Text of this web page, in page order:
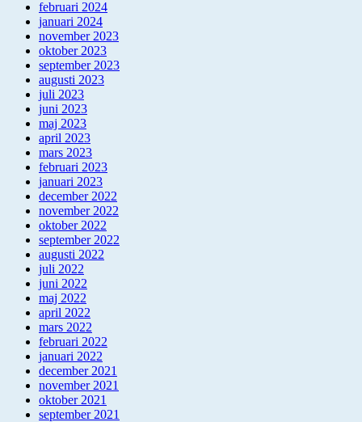
februari 2024
januari 2024
november 2023
oktober 2023
september 2023
augusti 2023
juli 2023
juni 2023
maj 2023
april 2023
mars 2023
februari 2023
januari 2023
december 2022
november 2022
oktober 2022
september 2022
augusti 2022
juli 2022
juni 2022
maj 2022
april 2022
mars 2022
februari 2022
januari 2022
december 2021
november 2021
oktober 2021
september 2021